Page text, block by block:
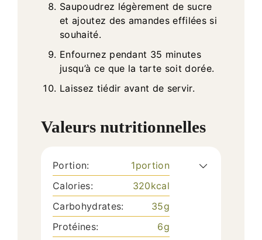
Saupoudrez légèrement de sucre
et ajoutez des amandes effilées si
souhaité.
Enfournez pendant 35 minutes
jusqu’à ce que la tarte soit dorée.
Laissez tiédir avant de servir.
Valeurs nutritionnelles
Portion: 1portion
Calories:
320kcal
Carbohydrates:
35g
Protéines:
6g